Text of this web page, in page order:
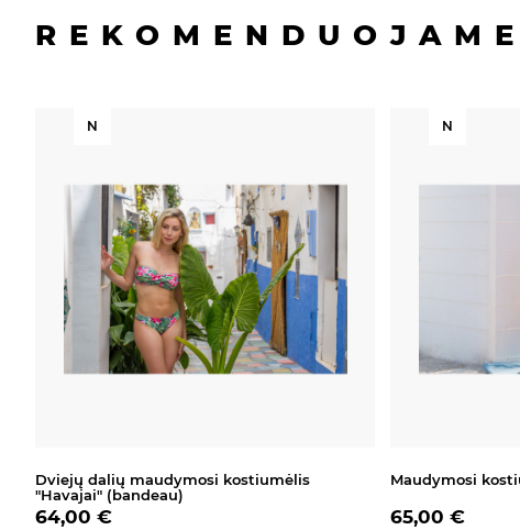
REKOMENDUOJAME
N
Dviejų dalių maudymosi kostiumėlis
"Havajai" (bandeau)
64,00 €
N
Maudymosi
65,00 €